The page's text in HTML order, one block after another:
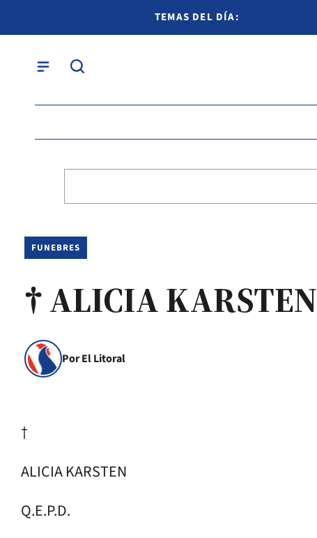
TEMAS DEL DÍA:
FUNEBRES
† ALICIA KARSTEN
Por El Litoral
†
ALICIA KARSTEN
Q.E.P.D.